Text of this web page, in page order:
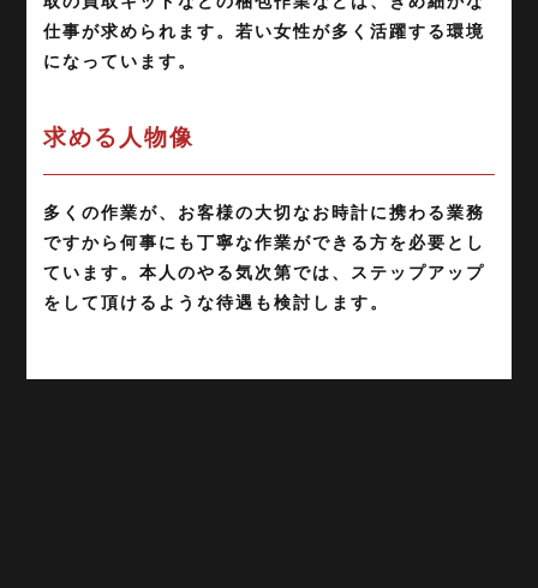
仕事が求められます。若い女性が多く活躍する環境
になっています。
求める人物像
多くの作業が、お客様の大切なお時計に携わる業務
ですから何事にも丁寧な作業ができる方を必要とし
ています。本人のやる気次第では、ステップアップ
をして頂けるような待遇も検討します。